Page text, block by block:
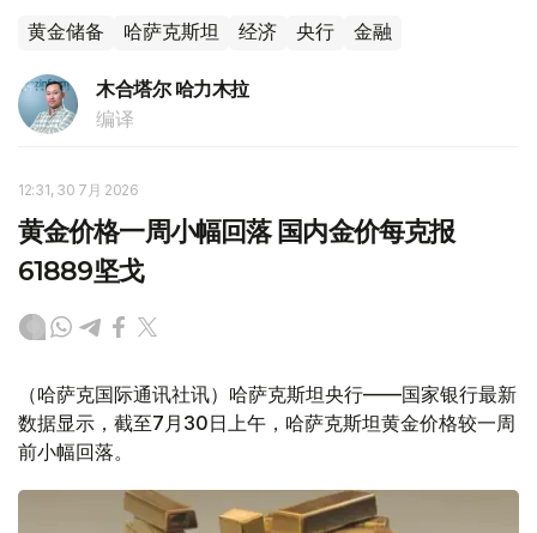
黄金储备 哈萨克斯坦 经济 央行 金融
木合塔尔 哈力木拉
编译
12:31, 30 7月 2026
黄金价格一周小幅回落 国内金价每克报
61889坚戈
（哈萨克国际通讯社讯）哈萨克斯坦央行——国家银行最新
数据显示，截至7月30日上午，哈萨克斯坦黄金价格较一周
前小幅回落。